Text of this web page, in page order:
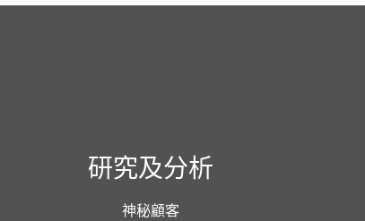
研究及分析
神秘顧客